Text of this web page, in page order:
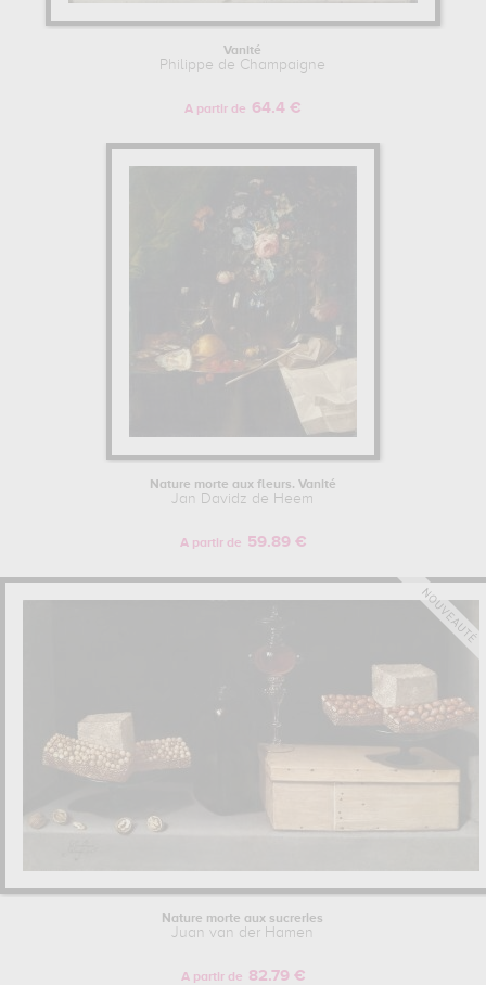
Vanité
Philippe de Champaigne
A partir de 64.4 €
Nature morte aux fleurs. Vanité
Jan Davidz de Heem
A partir de 59.89 €
Nature morte aux sucreries
Juan van der Hamen
A partir de 82.79 €